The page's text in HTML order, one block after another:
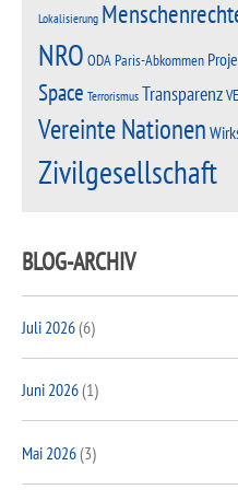
Lokalisierung
NRO ODAParis-Abkommen
Space TerrorismusTransparenz
Vereinte Nationen
Zivilgesellschaft
BLOG-ARCHIV
Juli 2026(6)
Juni 2026(1)
Mai 2026(3)